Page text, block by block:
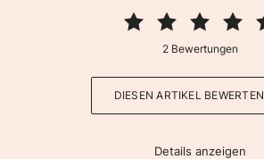
2 Bewertungen
DIESEN ARTIKEL BEWERTEN
Details anzeigen